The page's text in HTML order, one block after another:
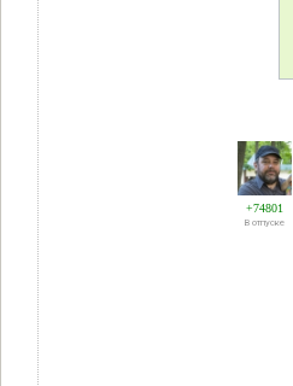
+74801
В отпуске